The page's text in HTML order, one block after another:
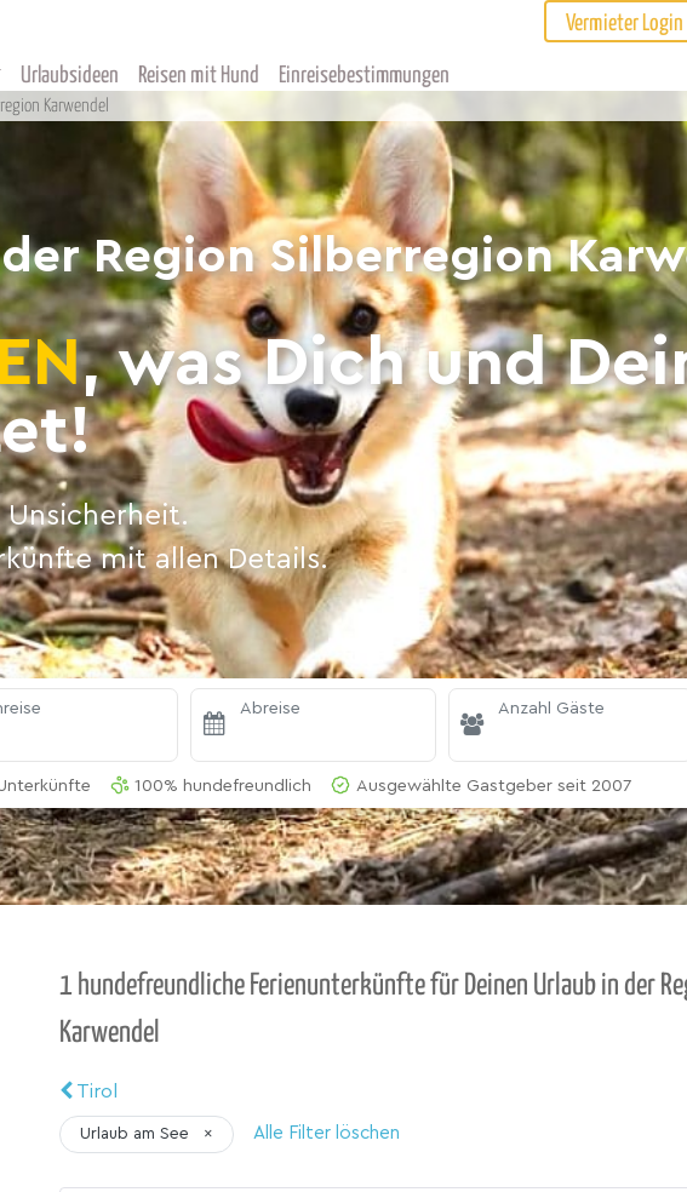
Vermieter Login
Urlaubsideen Reisen mit Hund Einreisebestimmungen
Karwendel
Region Silberregion
, was Dich und
Unsicherheit.
mit allen Details.
Abreise Anzahl Gäste
100% hundefreundlich Ausgewählte Gastgeber seit 2007
1 hundefreundliche Ferienunterkünfte für Deinen Urlaub in der
Karwendel
Tirol
Urlaub am See × Alle Filter löschen